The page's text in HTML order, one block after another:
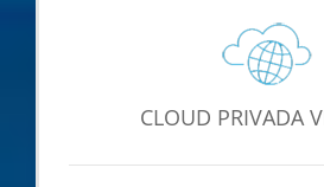
CLOUD PRIVADA